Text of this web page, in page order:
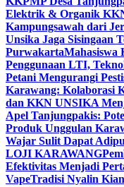
Elektrik & Organik
Kampungsawah dari
Unsika Jaga Sisingaan
PurwakartaMahasiswa
Penggunaan LTI,
Petani Mengurangi
Karawang: Kolaborasi
dan KKN UNSIKA
Apel Tanjungpakis:
Produk Unggulan
Wajar Sulit Dapat
LOJI KARAWANG
Efektivitas Menjadi
VapeTradisi Nyalin